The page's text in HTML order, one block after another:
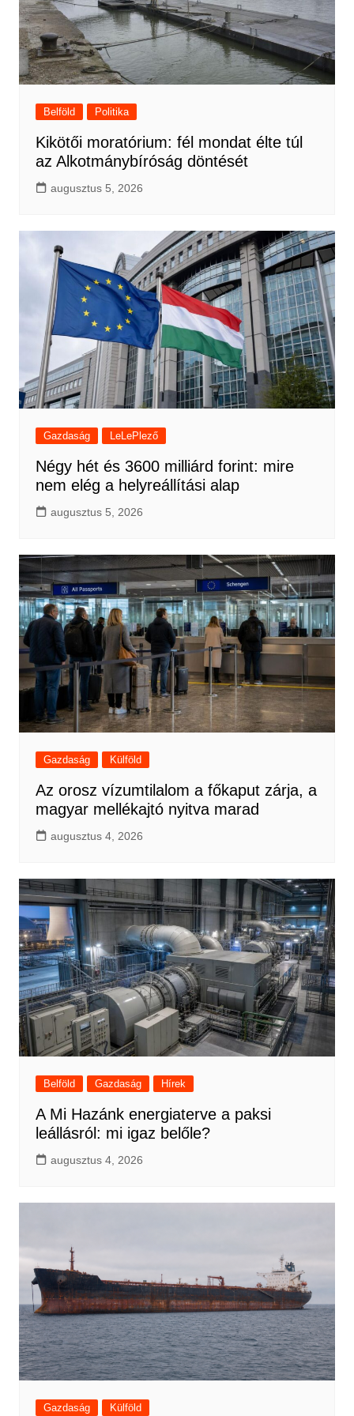
Belföld Politika
Kikötői moratórium: fél mondat élte túl
az Alkotmánybíróság döntését
augusztus 5, 2026
Gazdaság LeLePlező
Négy hét és 3600 milliárd forint: mire
nem elég a helyreállítási alap
augusztus 5, 2026
Gazdaság Külföld
Az orosz vízumtilalom a főkaput zárja, a
magyar mellékajtó nyitva marad
augusztus 4, 2026
Belföld Gazdaság Hírek
A Mi Hazánk energiaterve a paksi
leállásról: mi igaz belőle?
augusztus 4, 2026
Gazdaság Külföld